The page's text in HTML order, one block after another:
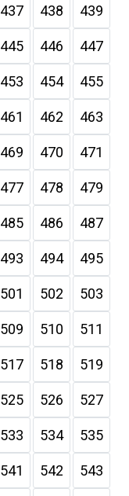
437 438 439
445 446 447
453 454 455
461 462 463
469 470 471
477 478 479
485 486 487
493 494 495
501 502 503
509 510 511
517 518 519
525 526 527
533 534 535
541 542 543